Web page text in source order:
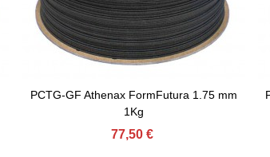
Afegir Al Carret
PCTG-GF Athenax FormFutura 1.75 mm
1Kg
77,50 €